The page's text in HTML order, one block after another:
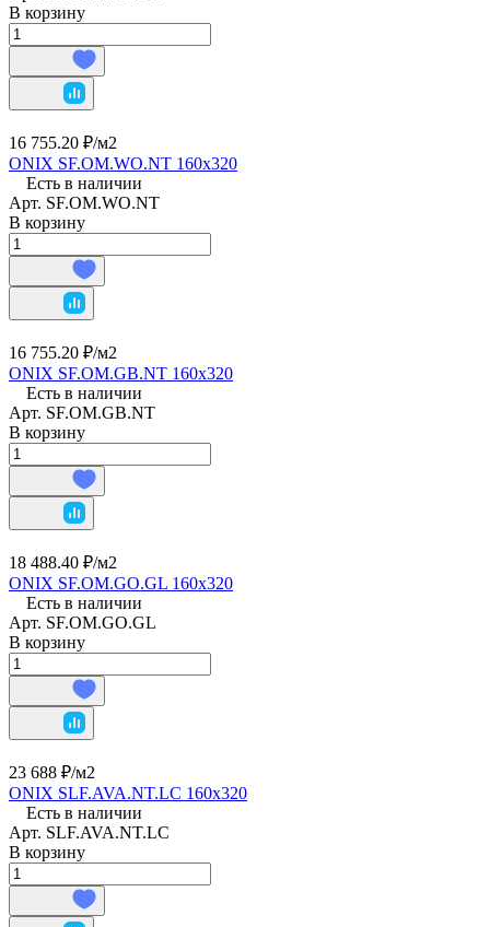
В корзину
16 755.20 ₽/м2
ONIX SF.OM.WO.NT 160х320
Есть в наличии
Арт. SF.OM.WO.NT
В корзину
16 755.20 ₽/м2
ONIX SF.OM.GB.NT 160х320
Есть в наличии
Арт. SF.OM.GB.NT
В корзину
18 488.40 ₽/м2
ONIX SF.OM.GO.GL 160х320
Есть в наличии
Арт. SF.OM.GO.GL
В корзину
23 688 ₽/м2
ONIX SLF.AVA.NT.LC 160х320
Есть в наличии
Арт. SLF.AVA.NT.LC
В корзину